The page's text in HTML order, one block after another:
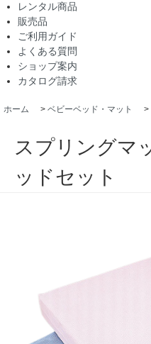
レンタル商品
販売品
ご利用ガイド
よくある質問
ショップ案内
カタログ請求
ホーム > ベビーベッド・マット >
スプリングマ
ッドセット